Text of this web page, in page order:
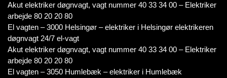
Akut elektriker døgnvagt, vagt nummer 40 33 34 00 – Elektriker
arbejde 80 20 20 80
El vagten – 3000 Helsingør – elektriker i Helsingør elektrikeren
døgnvagt 24/7 el-vagt
Akut elektriker døgnvagt, vagt nummer 40 33 34 00 – Elektriker
arbejde 80 20 20 80
El vagten – 3050 Humlebæk – elektriker i Humlebæk